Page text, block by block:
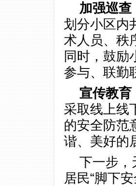
加强巡查
划分小区内
术人员、秩
同时，鼓励
参与、联勤
宣传教育
采取线上线
的安全防范
谐、美好的
下一步，
居民“脚下